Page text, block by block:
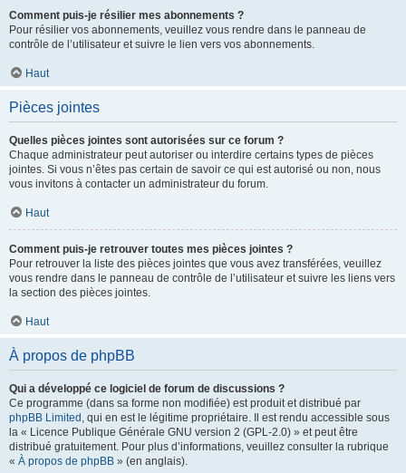
Comment puis-je résilier mes abonnements ?
Pour résilier vos abonnements, veuillez vous rendre dans le panneau de
contrôle de l’utilisateur et suivre le lien vers vos abonnements.
Haut
Pièces jointes
Quelles pièces jointes sont autorisées sur ce forum ?
Chaque administrateur peut autoriser ou interdire certains types de pièces
jointes. Si vous n’êtes pas certain de savoir ce qui est autorisé ou non, nous
vous invitons à contacter un administrateur du forum.
Haut
Comment puis-je retrouver toutes mes pièces jointes ?
Pour retrouver la liste des pièces jointes que vous avez transférées, veuillez
vous rendre dans le panneau de contrôle de l’utilisateur et suivre les liens vers
la section des pièces jointes.
Haut
À propos de phpBB
Qui a développé ce logiciel de forum de discussions ?
Ce programme (dans sa forme non modifiée) est produit et distribué par
phpBB Limited , qui en est le légitime propriétaire. Il est rendu accessible sous
la « Licence Publique Générale GNU version 2 (GPL-2.0) » et peut être
distribué gratuitement. Pour plus d’informations, veuillez consulter la rubrique
« À propos de phpBB » (en anglais).